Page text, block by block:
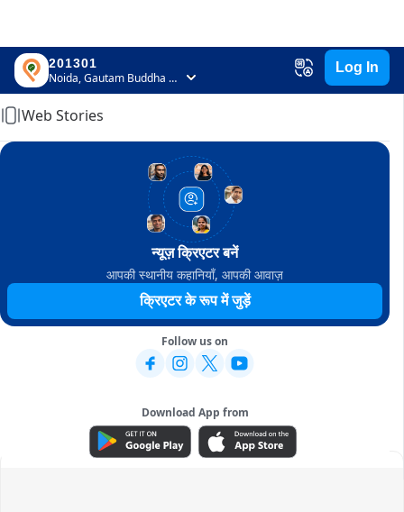
201301
Noida, Gautam Buddha Nagar, Uttar Pradesh
Log In
Home
Web Stories
न्यूज़ क्रिएटर बनें
आपकी स्थानीय कहानियाँ, आपकी आवाज़
क्रिएटर के रूप में जुड़ें
Follow us on
Download App from
ADVERTISEMENT